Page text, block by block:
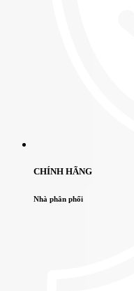
CHÍNH HÃNG
Nhà phân phối